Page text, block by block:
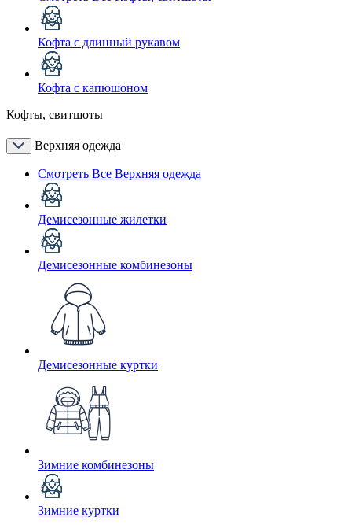
Кофта с длинный рукавом
Кофта с капюшоном
Кофты, свитшоты
Верхняя одежда
Смотреть Все Верхняя одежда
Демисезонные жилетки
Демисезонные комбинезоны
Демисезонные куртки
Зимние комбинезоны
Зимние куртки